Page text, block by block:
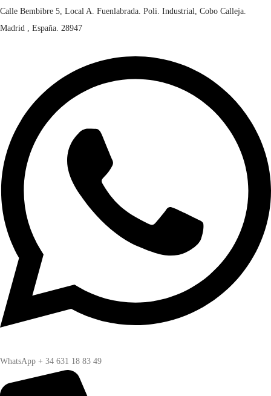
Calle Bembibre 5, Local A. Fuenlabrada. Poli. Industrial, Cobo Calleja.
Madrid , España. 28947
WhatsApp + 34 631 18 83 49